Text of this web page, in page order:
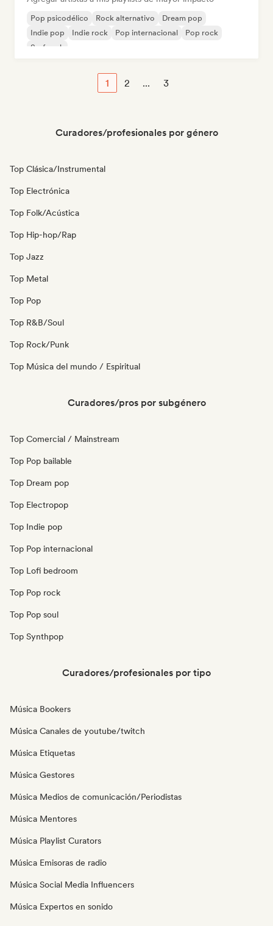
Pop psicodélico Rock alternativo
Dream pop
Indie pop
Indie rock Pop internacional
Pop rock
Surf rock
1 2 ... 3
Curadores/profesionales por género
Top Clásica/Instrumental
Top Electrónica
Top Folk/Acústica
Top Hip-hop/Rap
Top Jazz
Top Metal
Top Pop
Top R&B/Soul
Top Rock/Punk
Top Música del mundo / Espiritual
Curadores/pros por subgénero
Top Comercial / Mainstream
Top Pop bailable
Top Dream pop
Top Electropop
Top Indie pop
Top Pop internacional
Top Lofi bedroom
Top Pop rock
Top Pop soul
Top Synthpop
Curadores/profesionales por tipo
Música Bookers
Música Canales de youtube/twitch
Música Etiquetas
Música Gestores
Música Medios de comunicación/Periodistas
Música Mentores
Música Playlist Curators
Música Emisoras de radio
Música Social Media Influencers
Música Expertos en sonido